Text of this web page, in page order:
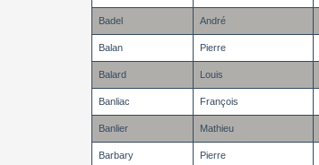
Badel André
Balan Pierre
Balard Louis
Banliac François
Banlier Mathieu
Barbary Pierre